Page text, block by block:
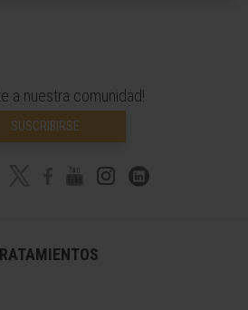
a nuestra comunidad!
SUSCRIBIRSE